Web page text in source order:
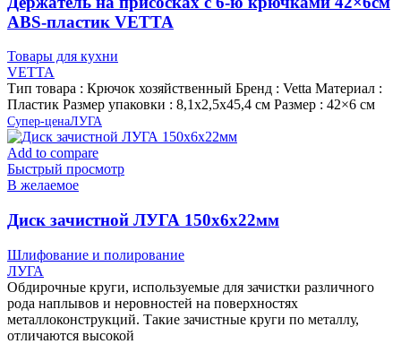
ABS-пластик VETTA
Товары для кухни
VETTA
Тип товара : Крючок хозяйственный Бренд : Vetta Материал :
Пластик Размер упаковки : 8,1х2,5х45,4 см Размер : 42×6 см
Супер-ценаЛУГА
Add to compare
Быстрый просмотр
В желаемое
Диск зачистной ЛУГА 150х6х22мм
Шлифование и полирование
ЛУГА
Обдирочные круги, используемые для зачистки различного
рода наплывов и неровностей на поверхностях
металлоконструкций. Такие зачистные круги по металлу,
отличаются высокой